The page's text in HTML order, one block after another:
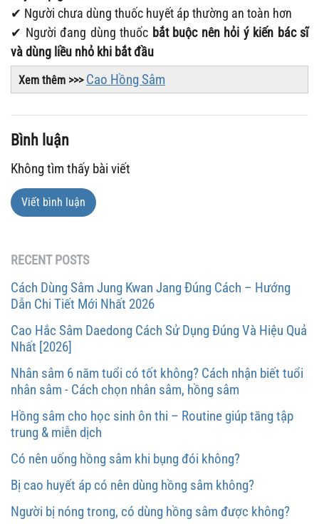
✔ Người chưa dùng thuốc huyết áp thường an toàn hơn
✔ Người đang dùng thuốc bắt buộc nên hỏi ý kiến bác sĩ
và dùng liều nhỏ khi bắt đầu
Xem thêm >>> Cao Hồng Sâm
Bình luận
Không tìm thấy bài viết
Viết bình luận
RECENT POSTS
Cách Dùng Sâm Jung Kwan Jang Đúng Cách – Hướng
Dẫn Chi Tiết Mới Nhất 2026
Cao Hắc Sâm Daedong Cách Sử Dụng Đúng Và Hiệu Quả
Nhất [2026]
Nhân sâm 6 năm tuổi có tốt không? Cách nhận biết tuổi
nhân sâm - Cách chọn nhân sâm, hồng sâm
Hồng sâm cho học sinh ôn thi – Routine giúp tăng tập
trung & miễn dịch
Có nên uống hồng sâm khi bụng đói không?
Bị cao huyết áp có nên dùng hồng sâm không?
Người bị nóng trong, có dùng hồng sâm được không?